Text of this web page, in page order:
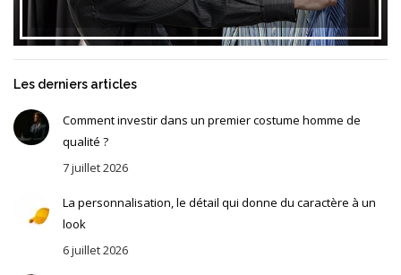
Les derniers articles
Comment investir dans un premier costume homme de
qualité ?
7 juillet 2026
La personnalisation, le détail qui donne du caractère à un
look
6 juillet 2026